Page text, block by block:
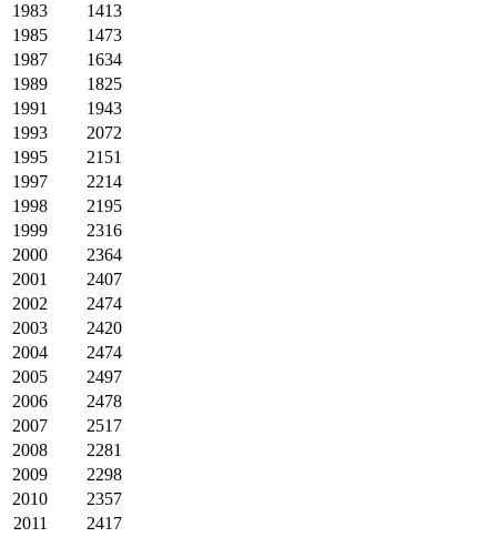
1983
1413
1985
1473
1987
1634
1989
1825
1991
1943
1993
2072
1995
2151
1997
2214
1998
2195
1999
2316
2000
2364
2001
2407
2002
2474
2003
2420
2004
2474
2005
2497
2006
2478
2007
2517
2008
2281
2009
2298
2010
2357
2011
2417